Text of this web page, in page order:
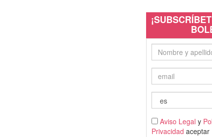
Aviso Legal y
Privacidad aceptar